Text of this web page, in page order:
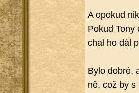
A opo­kud
Pokud Tony
chal ho dál
Bylo dobré,
ně, což by s